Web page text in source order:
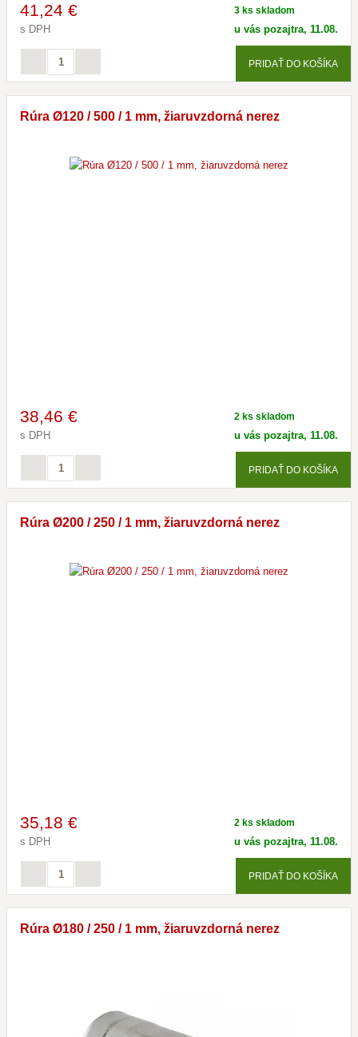
41,24 €
s DPH
3 ks skladom
u vás pozajtra, 11.08.
PRIDAŤ DO KOŠÍKA
Rúra Ø120 / 500 / 1 mm, žiaruvzdorná nerez
38,46 €
s DPH
2 ks skladom
u vás pozajtra, 11.08.
PRIDAŤ DO KOŠÍKA
Rúra Ø200 / 250 / 1 mm, žiaruvzdorná nerez
35,18 €
s DPH
2 ks skladom
u vás pozajtra, 11.08.
PRIDAŤ DO KOŠÍKA
Rúra Ø180 / 250 / 1 mm, žiaruvzdorná nerez